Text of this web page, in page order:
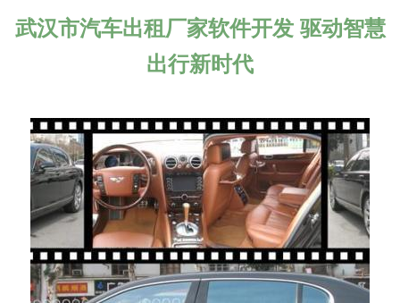
武汉市汽车出租厂家软件开发 驱动智慧
出行新时代